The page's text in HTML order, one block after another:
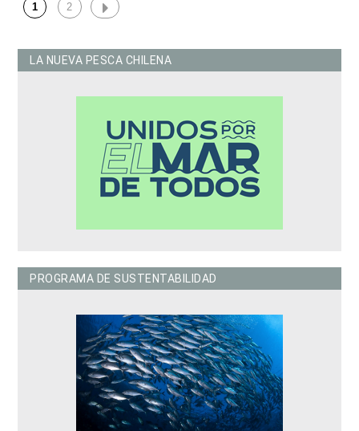
1 2
LA NUEVA PESCA CHILENA
PROGRAMA DE SUSTENTABILIDAD